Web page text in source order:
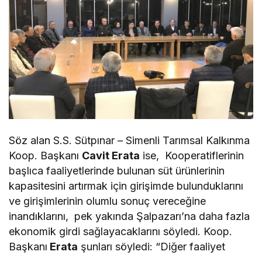
Söz alan S.S. Sütpınar – Simenli Tarımsal Kalkınma
Koop. Başkanı Cavit Erata ise, Kooperatiflerinin
başlıca faaliyetlerinde bulunan süt ürünlerinin
kapasitesini artırmak için girişimde bulunduklarını
ve girişimlerinin olumlu sonuç vereceğine
inandıklarını, pek yakında Şalpazarı’na daha fazla
ekonomik girdi sağlayacaklarını söyledi. Koop.
Başkanı Erata şunları söyledi: “Diğer faaliyet